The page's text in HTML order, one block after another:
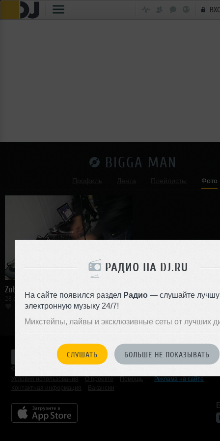
РАДИО НА DJ.RU
На сайте появился раздел Радио— слушайте
электронную музыку 24/7!
Микстейпы, лайвы и эксклюзивные сеты от лучших
СЛУШАТЬ БОЛЬШЕ НЕ ПОКАЗЫВАТЬ
BIGGA MAN
Фото
Zubovka_Open
28 октября 2013, 2 фотографии
© 2001 — 2026 «DJ.ru» Все права защищены.
Условия использования
О проекте Помощь
Реклама на сайте
Контактная информация
Вакансии